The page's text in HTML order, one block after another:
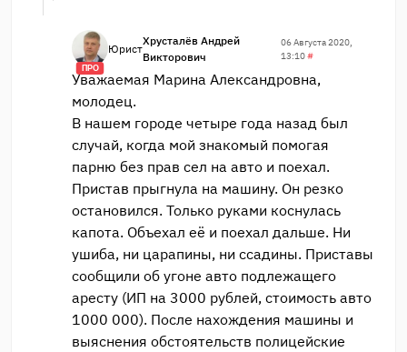
ПРО
Юрист
Хрусталёв Андрей
Викторович
06 Августа 2020,
13:10#
Уважаемая Марина Александровна,
молодец.
В нашем городе четыре года назад был
случай, когда мой знакомый помогая
парню без прав сел на авто и поехал.
Пристав прыгнула на машину. Он резко
остановился. Только руками коснулась
капота. Объехал её и поехал дальше. Ни
ушиба, ни царапины, ни ссадины. Приставы
сообщили об угоне авто подлежащего
аресту (ИП на 3000 рублей, стоимость авто
1000 000). После нахождения машины и
выяснения обстоятельств полицейские